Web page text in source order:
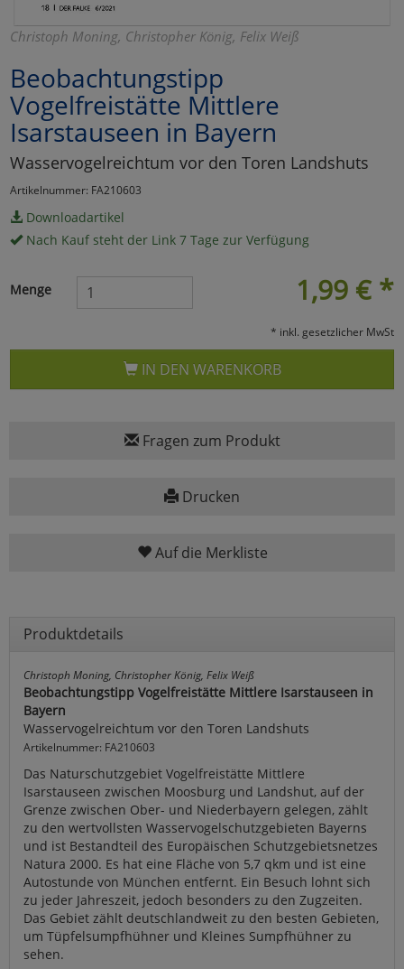
Christoph Moning, Christopher König, Felix Weiß
Beobachtungstipp
Vogelfreistätte Mittlere
Isarstauseen in Bayern
Wasservogelreichtum vor den Toren Landshuts
Artikelnummer: FA210603
Downloadartikel
Nach Kauf steht der Link 7 Tage zur Verfügung
1,99 € *
Menge
* inkl. gesetzlicher MwSt
IN DEN WARENKORB
Fragen zum Produkt
Drucken
Auf die Merkliste
Produktdetails
Christoph Moning, Christopher König, Felix Weiß
Beobachtungstipp Vogelfreistätte Mittlere Isarstauseen in
Bayern
Wasservogelreichtum vor den Toren Landshuts
Artikelnummer: FA210603
Das Naturschutzgebiet Vogelfreistätte Mittlere
Isarstauseen zwischen Moosburg und Landshut, auf der
Grenze zwischen Ober- und Niederbayern gelegen, zählt
zu den wertvollsten Wasservogelschutzgebieten Bayerns
und ist Bestandteil des Europäischen Schutzgebietsnetzes
Natura 2000. Es hat eine Fläche von 5,7 qkm und ist eine
Autostunde von München entfernt. Ein Besuch lohnt sich
zu jeder Jahreszeit, jedoch besonders zu den Zugzeiten.
Das Gebiet zählt deutschlandweit zu den besten Gebieten,
um Tüpfelsumpfhühner und Kleines Sumpfhühner zu
sehen.
Marketing
Umfragetools
Alle Akzeptieren
Cookies
Einstellungen speichern
zurück
zu Haupptseite